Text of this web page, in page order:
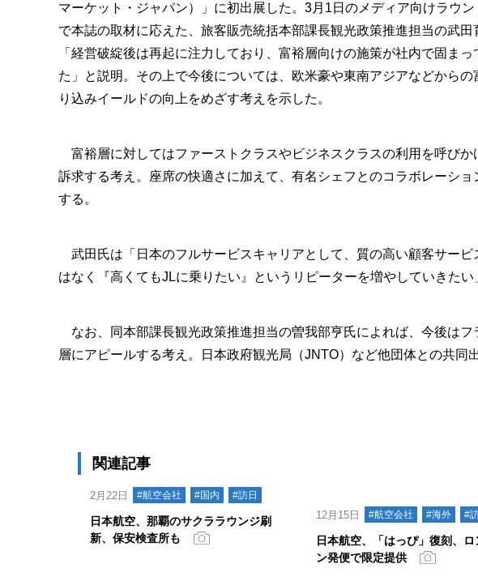
マーケット・ジャパン）」に初出展した。3月1日のメディア向けラウ
で本誌の取材に応えた、旅客販売統括本部課長観光政策推進担当の武田
「経営破綻後は再起に注力しており、富裕層向けの施策が社内で固まっ
た」と説明。その上で今後については、欧米豪や東南アジアなどからの
り込みイールドの向上をめざす考えを示した。
富裕層に対してはファーストクラスやビジネスクラスの利用を呼び
訴求する考え。座席の快適さに加えて、有名シェフとのコラボレーシ
する。
武田氏は「日本のフルサービスキャリアとして、質の高い顧客サー
はなく『高くてもJLに乗りたい』というリピーターを増やしていきたい
なお、同本部課長観光政策推進担当の曽我部亨氏によれば、今後は
層にアピールする考え。日本政府観光局（JNTO）など他団体との共同
関連記事
2月22日 #航空会社 #国内 #訪日
日本航空、那覇のサクララウンジ刷
新、保安検査所も
12月15日 #航空会社 #海外 #
日本航空、「はっぴ」復刻、ロ
ン発便で限定提供